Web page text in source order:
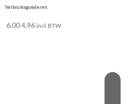
Verbruiksgoederen
6,004,96 incl. BTW